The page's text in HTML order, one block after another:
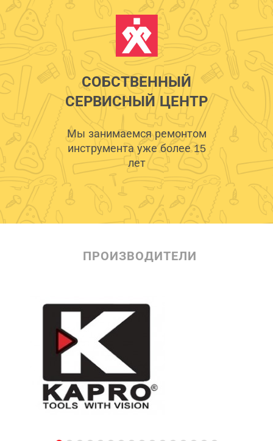
СОБСТВЕННЫЙ
СЕРВИСНЫЙ ЦЕНТР
Мы занимаемся ремонтом
инструмента уже более 15
лет
ПРОИЗВОДИТЕЛИ